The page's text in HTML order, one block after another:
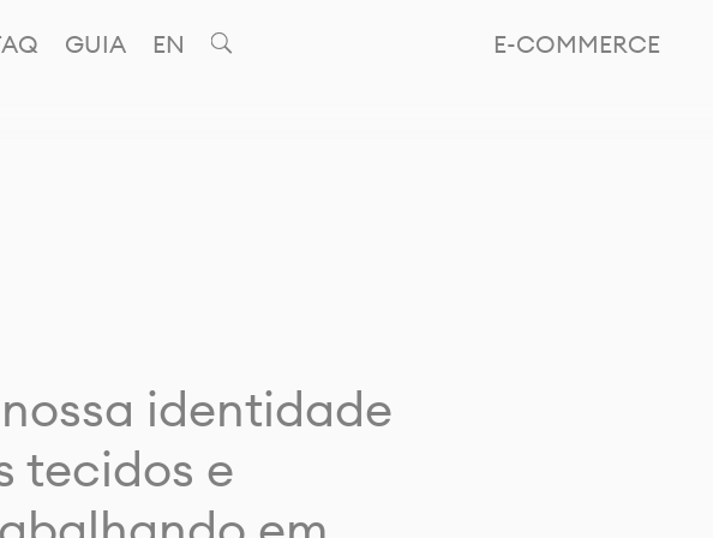
E-COMMERCE
GUIA EN
identidade
tecidos e